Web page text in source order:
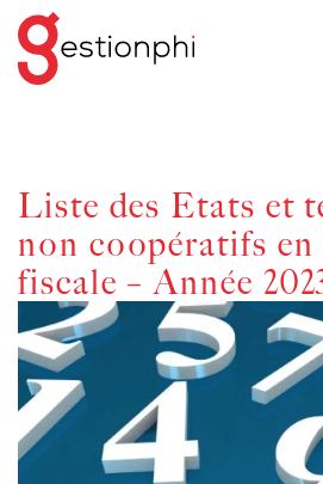
Liste des Etats et
non coopératifs en
fiscale – Année